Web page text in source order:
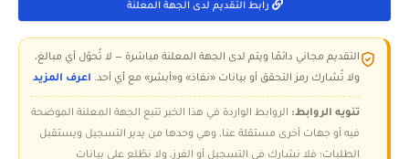
رابط التقديم لدى الجهة المعلنة
التقديم مجاني دائمًا ويتم لدى الجهة المعلنة مباشرة — لا تُحوّل أي مبالغ،
ولا تُشارك رمز التحقق أو بيانات «نفاذ» و«أبشر» مع أي أحد. اعرف المزيد
تنويه الروابط: الروابط الواردة في هذا الخبر تتبع الجهة المعلنة الموضحة
فيه أو جهات أخرى مستقلة عنا، وهي وحدها من يدير التسجيل ويستقبل
الطلبات؛ فلا نشارك في التسجيل أو الفرز، ولا نطّلع على بيانات